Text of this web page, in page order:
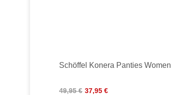
Schöffel Konera Panties Women
49,95 € 37,95 €